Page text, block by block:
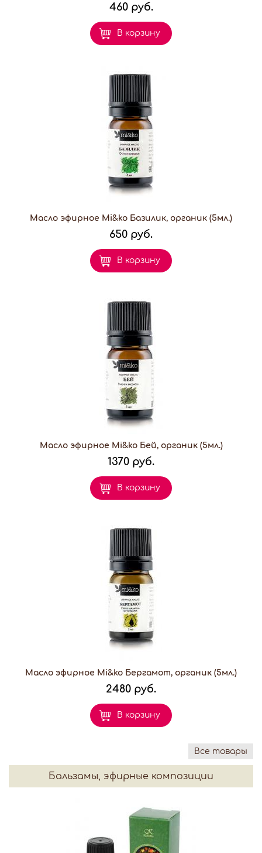
460 руб.
В корзину
Масло эфирное Mi&ko Базилик, органик (5мл.)
650 руб.
В корзину
Масло эфирное Mi&ko Бей, органик (5мл.)
1370 руб.
В корзину
Масло эфирное Mi&ko Бергамот, органик (5мл.)
2480 руб.
В корзину
Все товары
Бальзамы, эфирные композиции